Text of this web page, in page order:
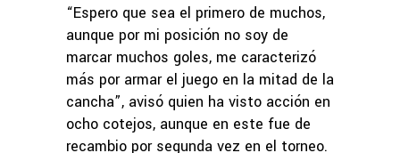
“Espero que sea el primero de muchos,
aunque por mi posición no soy de
marcar muchos goles, me caracterizó
más por armar el juego en la mitad de la
cancha”, avisó quien ha visto acción en
ocho cotejos, aunque en este fue de
recambio por segunda vez en el torneo.